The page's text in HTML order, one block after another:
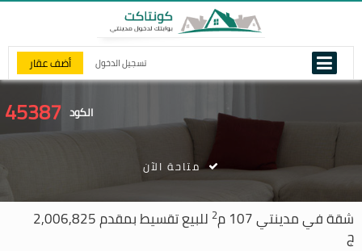
تسجيل الدخول أضف عقار
الكود 45387
شقة فيمدينتي 2 للبيع تقسيط بمقدم 2,006,825
ج
متاحة الآن